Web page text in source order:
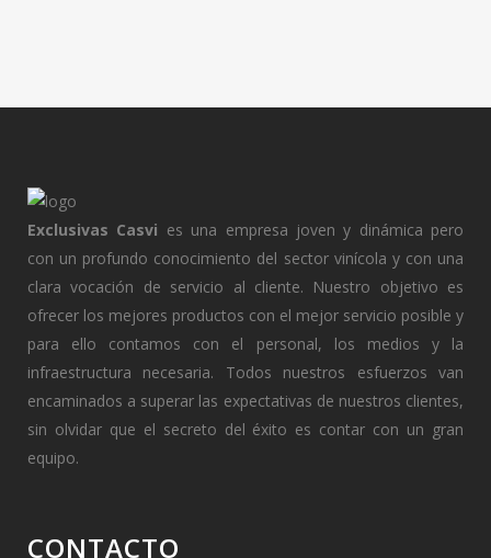
Exclusivas Casvi es una empresa joven y dinámica pero
con un profundo conocimiento del sector vinícola y con una
clara vocación de servicio al cliente. Nuestro objetivo es
ofrecer los mejores productos con el mejor servicio posible y
para ello contamos con el personal, los medios y la
infraestructura necesaria. Todos nuestros esfuerzos van
encaminados a superar las expectativas de nuestros clientes,
sin olvidar que el secreto del éxito es contar con un gran
equipo.
CONTACTO